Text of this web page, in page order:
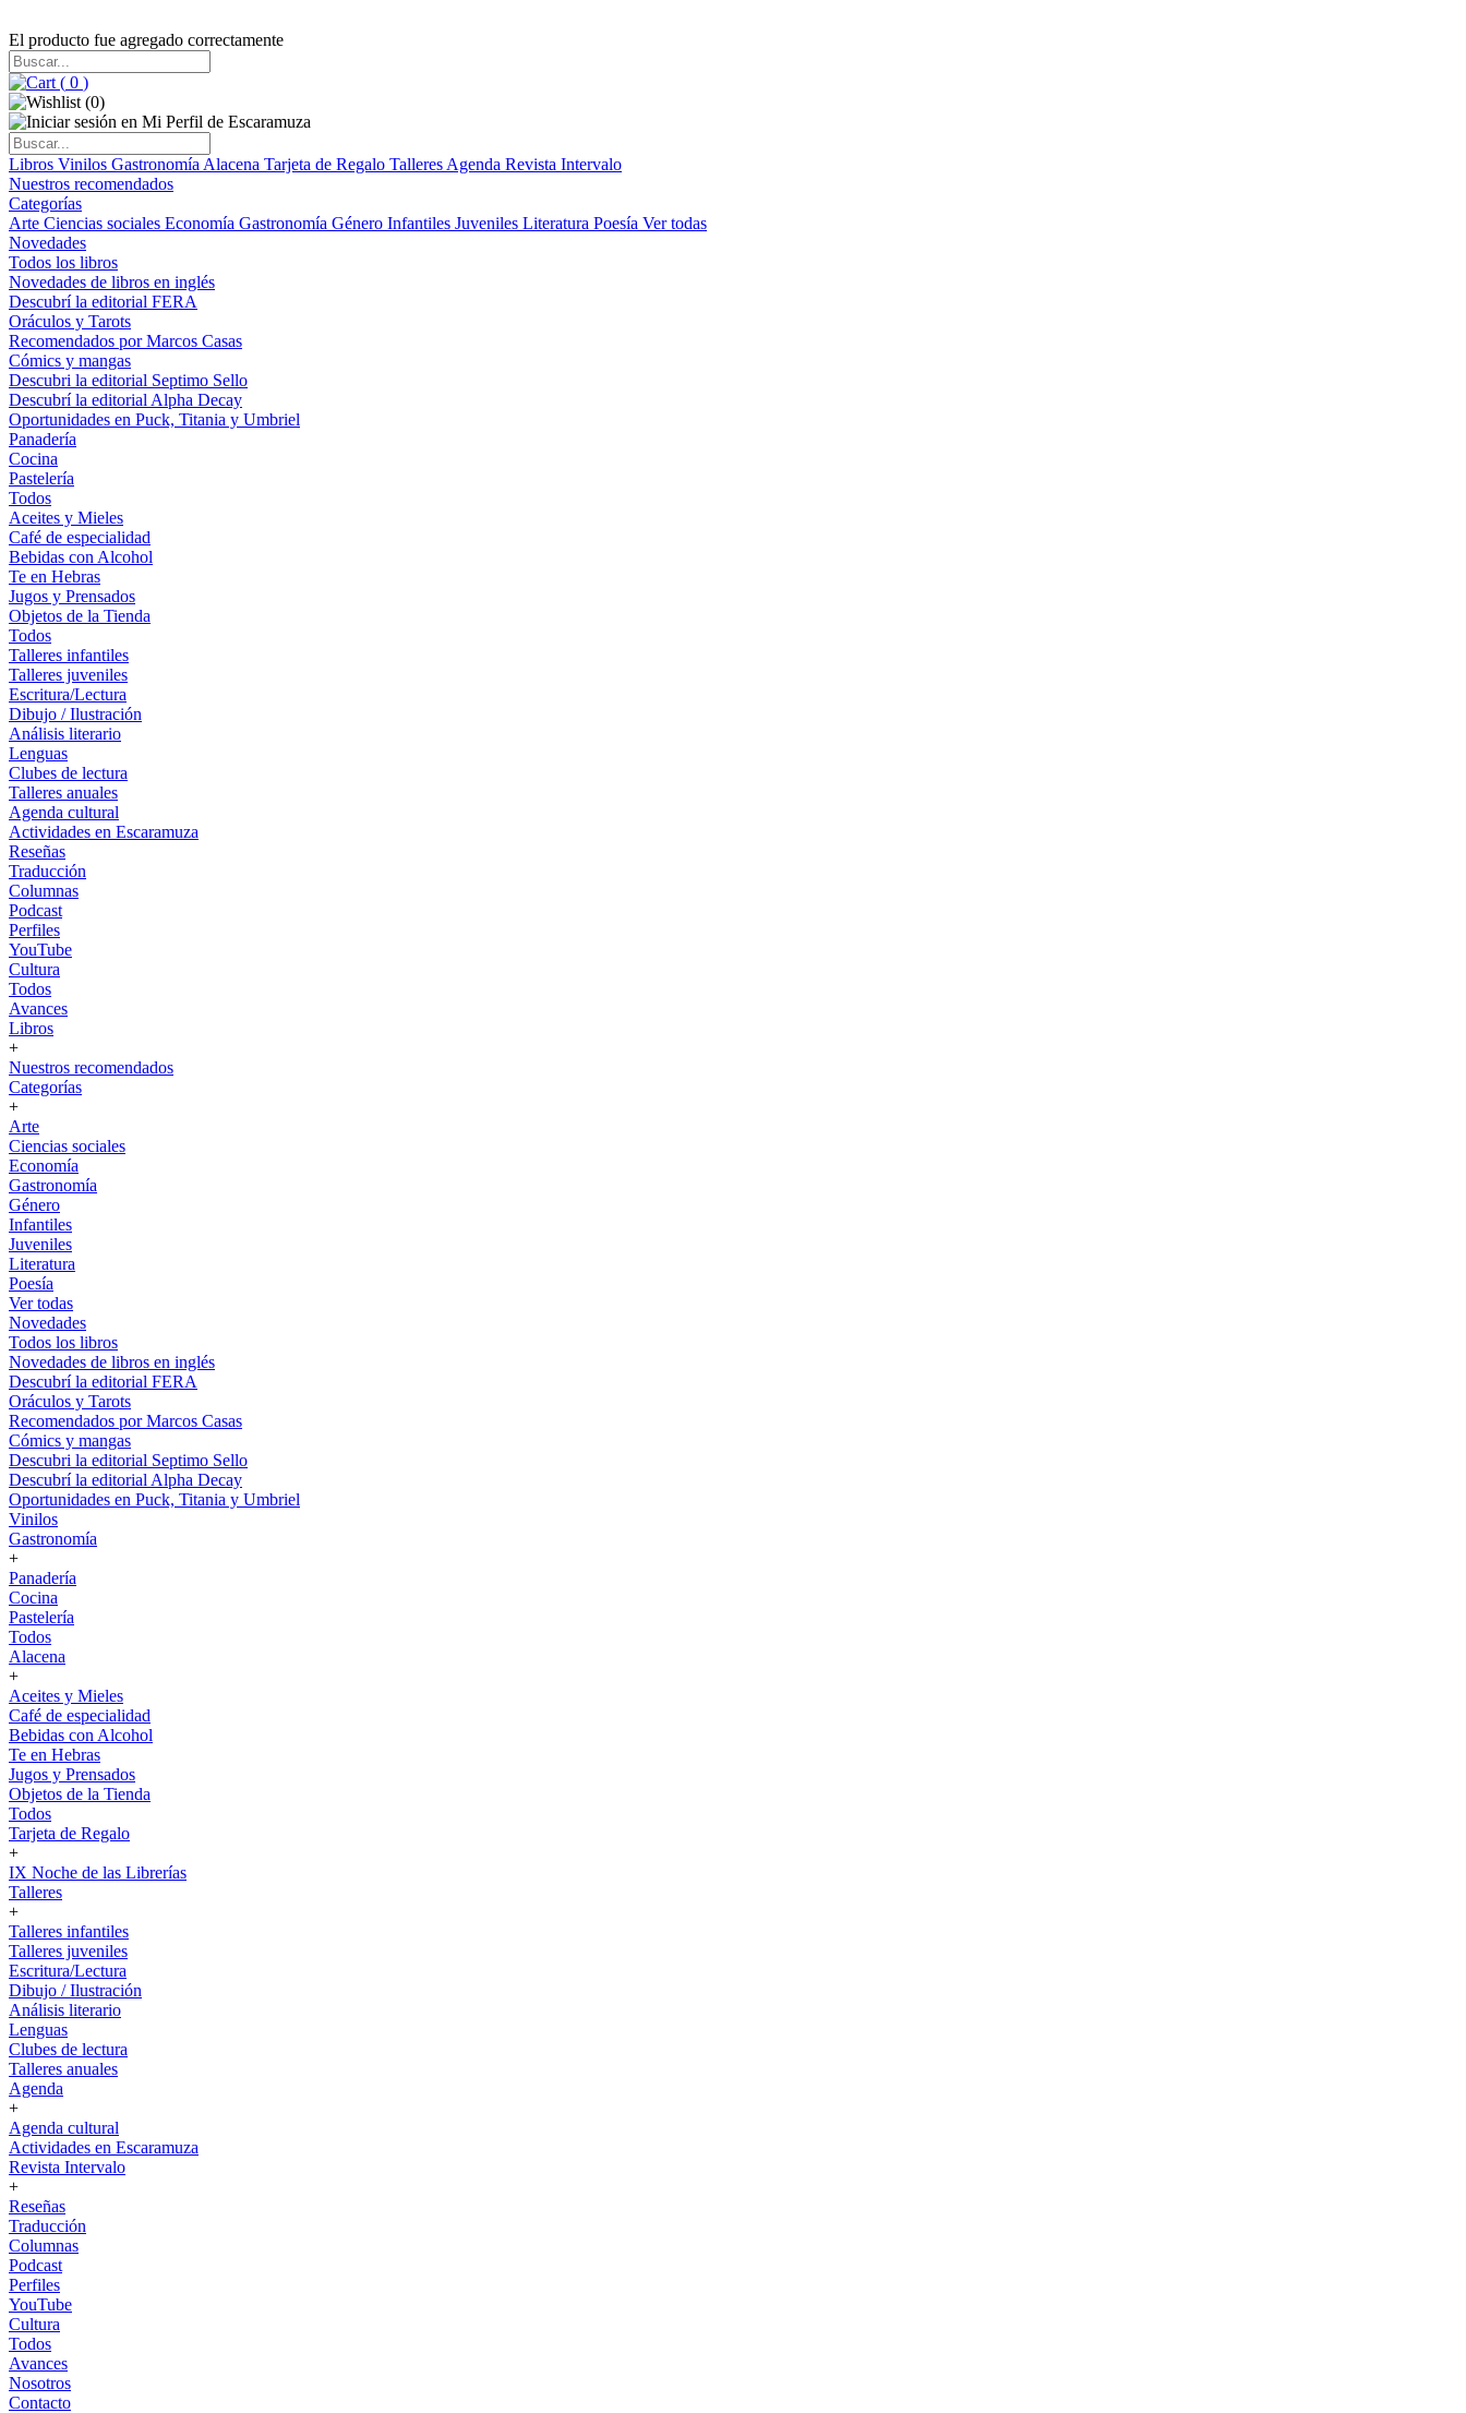
El producto fue agregado correctamente
( 0 )
(0)
Libros Vinilos Gastronomía Alacena Tarjeta de Regalo Talleres Agenda Revista Intervalo
Nuestros recomendados
Categorías
Arte Ciencias sociales Economía Gastronomía Género Infantiles Juveniles Literatura Poesía Ver todas
Novedades
Todos los libros
Novedades de libros en inglés
Descubrí la editorial FERA
Oráculos y Tarots
Recomendados por Marcos Casas
Cómics y mangas
Descubri la editorial Septimo Sello
Descubrí la editorial Alpha Decay
Oportunidades en Puck, Titania y Umbriel
Panadería
Cocina
Pastelería
Todos
Aceites y Mieles
Café de especialidad
Bebidas con Alcohol
Te en Hebras
Jugos y Prensados
Objetos de la Tienda
Todos
Talleres infantiles
Talleres juveniles
Escritura/Lectura
Dibujo / Ilustración
Análisis literario
Lenguas
Clubes de lectura
Talleres anuales
Agenda cultural
Actividades en Escaramuza
Reseñas
Traducción
Columnas
Podcast
Perfiles
YouTube
Cultura
Todos
Avances
Libros
+
Nuestros recomendados
Categorías
+
Arte
Ciencias sociales
Economía
Gastronomía
Género
Infantiles
Juveniles
Literatura
Poesía
Ver todas
Novedades
Todos los libros
Novedades de libros en inglés
Descubrí la editorial FERA
Oráculos y Tarots
Recomendados por Marcos Casas
Cómics y mangas
Descubri la editorial Septimo Sello
Descubrí la editorial Alpha Decay
Oportunidades en Puck, Titania y Umbriel
Vinilos
Gastronomía
+
Panadería
Cocina
Pastelería
Todos
Alacena
+
Aceites y Mieles
Café de especialidad
Bebidas con Alcohol
Te en Hebras
Jugos y Prensados
Objetos de la Tienda
Todos
Tarjeta de Regalo
+
IX Noche de las Librerías
Talleres
+
Talleres infantiles
Talleres juveniles
Escritura/Lectura
Dibujo / Ilustración
Análisis literario
Lenguas
Clubes de lectura
Talleres anuales
Agenda
+
Agenda cultural
Actividades en Escaramuza
Revista Intervalo
+
Reseñas
Traducción
Columnas
Podcast
Perfiles
YouTube
Cultura
Todos
Avances
Nosotros
Contacto